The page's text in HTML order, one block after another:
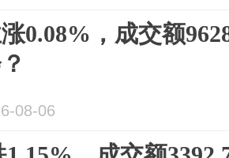
0.08%，成交额
08-06